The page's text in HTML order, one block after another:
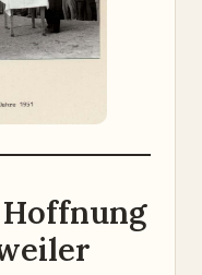
Hoffnung